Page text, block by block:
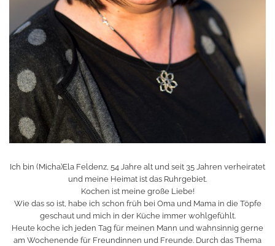
Ich bin (Micha)Ela Feldenz, 54 Jahre alt und seit 35 Jahren verheiratet
und meine Heimat ist das Ruhrgebiet.
Kochen ist meine große Liebe!
Wie das so ist, habe ich schon früh bei Oma und Mama in die Töpfe
geschaut und mich in der Küche immer wohlgefühlt.
Heute koche ich jeden Tag für meinen Mann und wahnsinnig gerne
am Wochenende für Freundinnen und Freunde. Durch das Thema